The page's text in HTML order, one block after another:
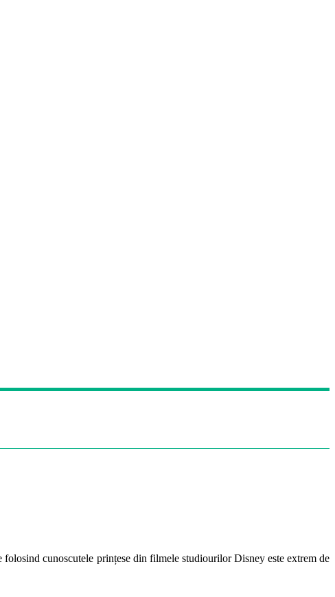
cunoscutele prințese din filmele studiourilor Disney este extrem de